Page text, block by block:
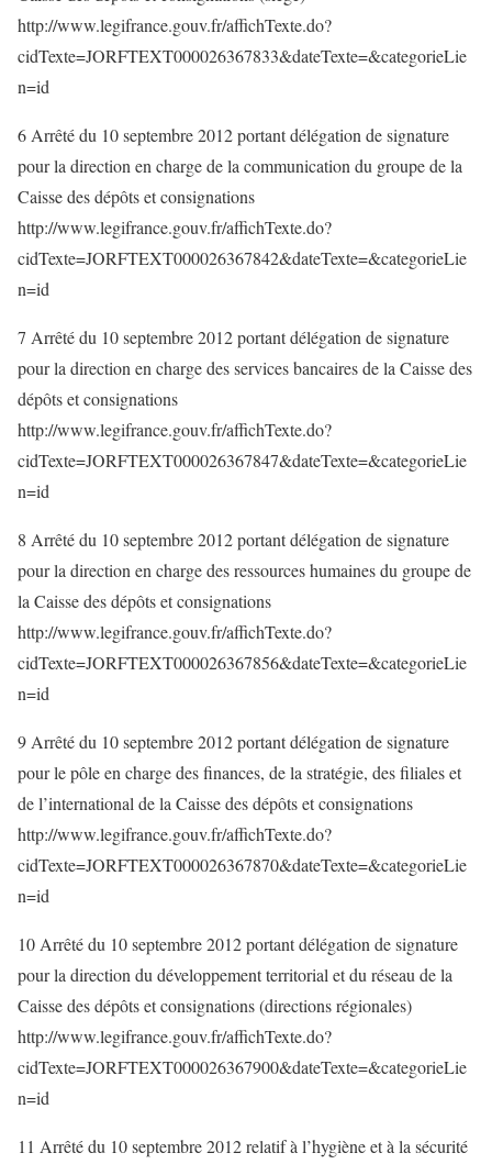
http://www.legifrance.gouv.fr/affichTexte.do?
cidTexte=JORFTEXT000026367833&dateTexte=&categorieLie
n=id
6 Arrêté du 10 septembre 2012 portant délégation de signature
pour la direction en charge de la communication du groupe de la
Caisse des dépôts et consignations
http://www.legifrance.gouv.fr/affichTexte.do?
cidTexte=JORFTEXT000026367842&dateTexte=&categorieLie
n=id
7 Arrêté du 10 septembre 2012 portant délégation de signature
pour la direction en charge des services bancaires de la Caisse des
dépôts et consignations
http://www.legifrance.gouv.fr/affichTexte.do?
cidTexte=JORFTEXT000026367847&dateTexte=&categorieLie
n=id
8 Arrêté du 10 septembre 2012 portant délégation de signature
pour la direction en charge des ressources humaines du groupe de
la Caisse des dépôts et consignations
http://www.legifrance.gouv.fr/affichTexte.do?
cidTexte=JORFTEXT000026367856&dateTexte=&categorieLie
n=id
9 Arrêté du 10 septembre 2012 portant délégation de signature
pour le pôle en charge des finances, de la stratégie, des filiales et
de l’international de la Caisse des dépôts et consignations
http://www.legifrance.gouv.fr/affichTexte.do?
cidTexte=JORFTEXT000026367870&dateTexte=&categorieLie
n=id
10 Arrêté du 10 septembre 2012 portant délégation de signature
pour la direction du développement territorial et du réseau de la
Caisse des dépôts et consignations (directions régionales)
http://www.legifrance.gouv.fr/affichTexte.do?
cidTexte=JORFTEXT000026367900&dateTexte=&categorieLie
n=id
11 Arrêté du 10 septembre 2012 relatif à l’hygiène et à la sécurité